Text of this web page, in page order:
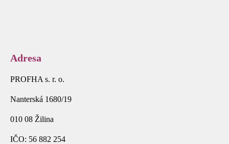
Adresa
PROFHA s. r. o.
Nanterská 1680/19
010 08 Žilina
IČO: 56 882 254